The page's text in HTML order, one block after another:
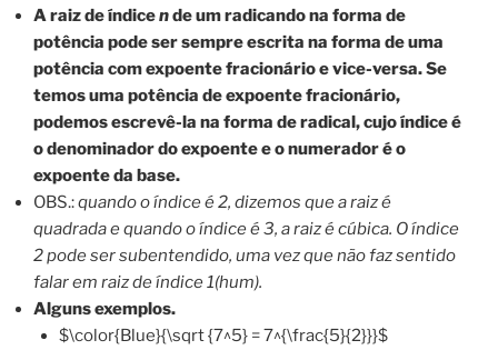
A raiz de índicende um radicando na forma de
potência pode ser sempre escrita na forma de uma
potência com expoente fracionário e vice-versa. Se
temos uma potência de expoente fracionário,
podemos escrevê-la na forma de radical, cujo índice é
o denominador do expoente e o numerador é o
expoente da base.
OBS.:quando o índice é 2, dizemos que a raiz é
quadrada e quando o índice é 3, a raiz é cúbica. O índice
2 pode ser subentendido, uma vez que não faz sentido
falar em raiz de índice 1(hum).
Alguns exemplos.
$\color{Blue}{\sqrt {7^5} = 7^{\frac{5}{2}}}$